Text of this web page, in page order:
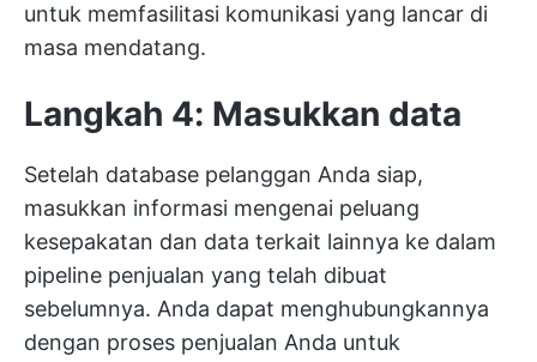
untuk memfasilitasi komunikasi yang lancar di
masa mendatang.
Langkah 4: Masukkan data
Setelah database pelanggan Anda siap,
masukkan informasi mengenai peluang
kesepakatan dan data terkait lainnya ke dalam
pipeline penjualan yang telah dibuat
sebelumnya. Anda dapat menghubungkannya
dengan proses penjualan Anda untuk